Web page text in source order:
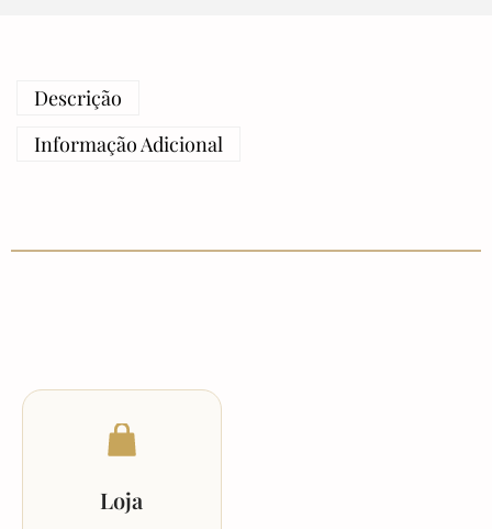
Descrição
Informação Adicional
Loja